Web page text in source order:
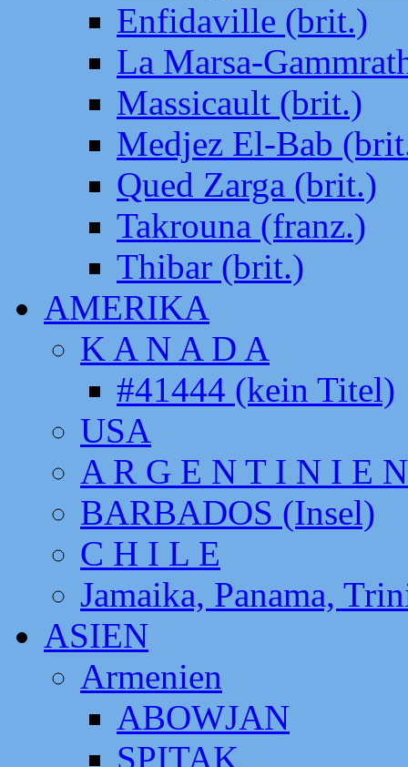
Enfidaville (brit.)
La Marsa-
Massicault (brit.)
Medjez El-Bab
Qued Zarga (brit.)
Takrouna (franz.)
Thibar (brit.)
AMERIKA
K A N A D A
#41444 (kein Titel)
USA
A R G E N T I N I E N
BARBADOS (Insel)
C H I L E
Jamaika, Panama,
ASIEN
Armenien
ABOWJAN
SPITAK